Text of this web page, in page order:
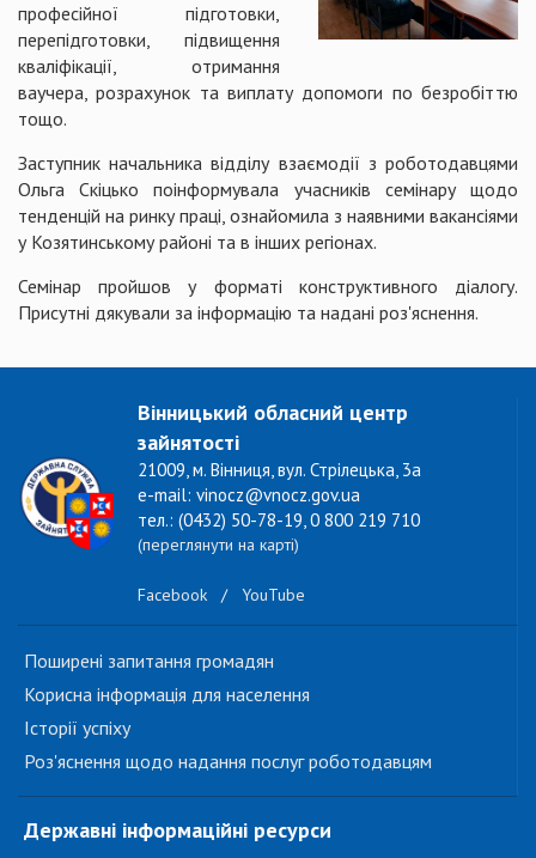
професійної підготовки,
перепідготовки, підвищення
кваліфікації, отримання
ваучера, розрахунок та виплату допомоги по безробіттю
тощо.
Заступник начальника відділу взаємодії з роботодавцями
Ольга Скіцько поінформувала учасників семінару щодо
тенденцій на ринку праці, ознайомила з наявними вакансіями
у Козятинському районі та в інших регіонах.
Семінар пройшов у форматі конструктивного діалогу.
Присутні дякували за інформацію та надані роз'яснення.
Вінницький обласний центр
зайнятості
21009, м. Вінниця, вул. Стрілецька, 3а
e-mail: vinocz@vnocz.gov.ua
тел.: (0432) 50-78-19, 0 800 219 710
(переглянути на карті)
Facebook / YouTube
Поширені запитання громадян
Корисна інформація для населення
Історії успіху
Роз'яснення щодо надання послуг роботодавцям
Державні інформаційні ресурси